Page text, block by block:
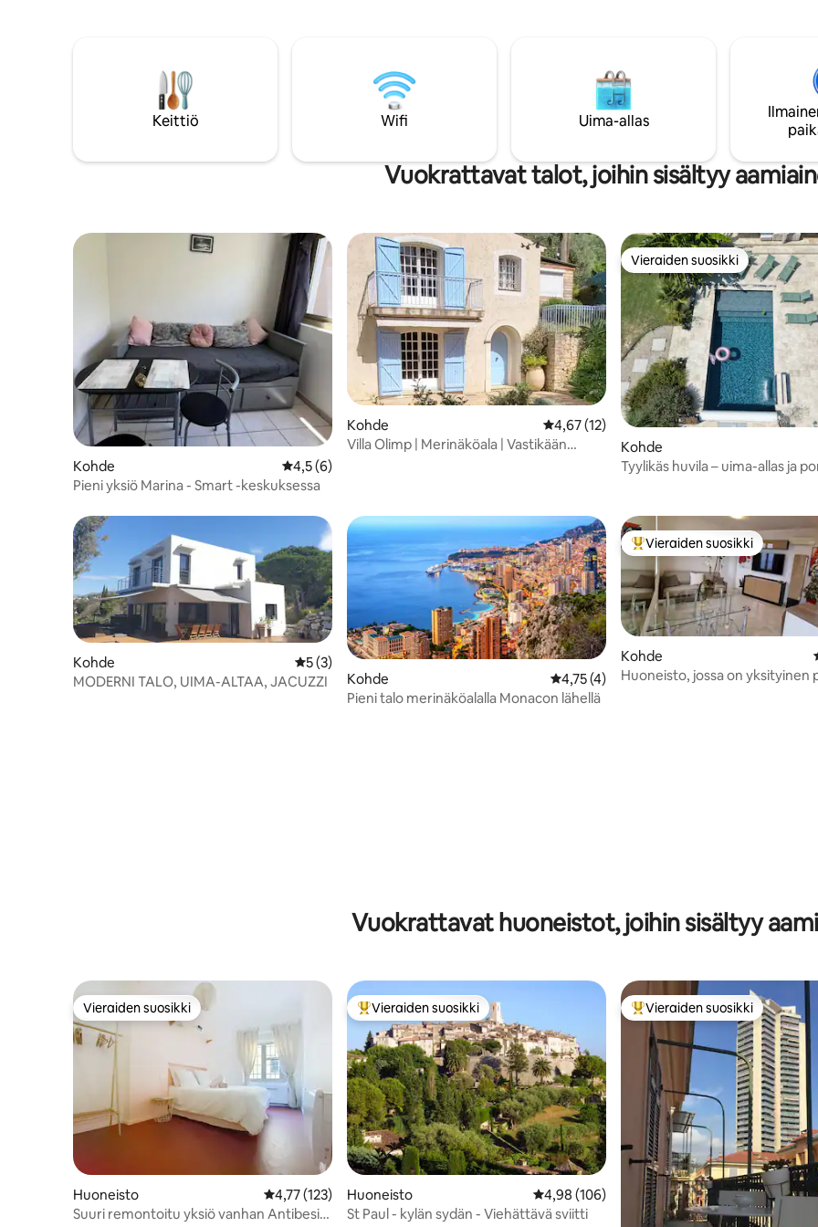
sijainti: 1 minuutin kävelymatka rannalta
ja Cours Saleyalta, 2 minuuttia kaupungin
keskustasta. Appartement T3 (2
chambres / 2 SDB) refait à neuf avec
hammam-spa,…) dans immeuble ancien,
reposant du confort moderne et du luxe
discret. Agencement de goût, matériaux
et mobilier haut de gamme. Cuisine ultra
moderne entièrement équipée.
Ainutlaatuinen kokemus... pieniä
osoitteita ja etuoikeutettuja paikkoja,
jotta pääset pois kuljetuilta poluilta.
Huoneisto sijaitsee yhdellä
vanhankaupungin vilkkaimmista
kävelykaduista. Ranta on kivenheiton
päässä, ja ravintoloihin ja leipomoihin on
vain muutama minuutti. Löydä paikallisia
kukkia, hedelmiä ja vihanneksia vilkkailla
Cours Saleyan markkinoilta.
on tilava suihku, wc ja pesukone. Se on 1.
kerroksessa (Yhdysvallat: 2.
kerroksessa), ja siellä on hissi. Uusi
raitiovaunulinja, joka on vain 300 metrin
Liikkuminen alla).
Keittiö Wifi Uima-allas
Vuokrattavat talot, joihin sisältyy
Kohde Keskimääräinen arvio 4,5/5, 6 arvostelua
4,5 (6)
Pieni yksiö Marina - Smart -keskuksessa
Kohde Keskimääräinen arvio 4,67/5, 12 arvostelua
4,67 (12)
Villa Olimp | Merinäköala | Vastikään
Vieraiden suosikki
Vieraiden suosikki
Kohde
Tyylikäs huvila – uima-allas ja
Kohde Keskimääräinen arvio 5/5, 3 arvostelua
5 (3)
MODERNI TALO, UIMA-ALTAA, JACUZZI
Kohde Keskimääräinen arvio 4,75/5, 4 arvostelua
4,75 (4)
Pieni talo merinäköalalla Monacon lähellä
Vieraiden suosikkien
Vieraiden suosikki
Kohde
Huoneisto, jossa on yksityinen
Vuokrattavat huoneistot, joihin sisältyy
Vieraiden suosikki
Vieraiden suosikki
Huoneisto Keskimääräinen arvio 4,77/5, 123 arvostelua
4,77 (123)
Suuri remontoitu yksiö vanhan Antibesin
Vieraiden suosikkien parhaimmistoa
Vieraiden suosikki
Huoneisto Keskimääräinen arvio 4,98/5, 106 arvostelua
4,98 (106)
St Paul - kylän sydän - Viehättävä sviitti
Vieraiden suosikkien
Vieraiden suosikki